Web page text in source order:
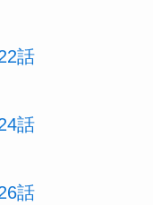
話
話
話